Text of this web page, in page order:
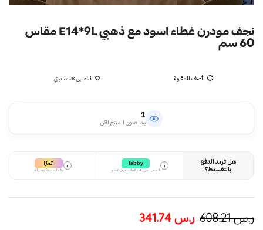
نجف مودرن غطاء اسود مع ذهبي E14*9L مقاس
60 سم
أضف للمقارنة أضف إلى قائمة أمنياتي
1
يشاهدون المنتج الآن
هل تريد الدفع
بالتقسيط؟
i
tabby
قسمها على 4 دفعات بدون تعقيد
i تمارا
دفعات مرنة وسهلة
ر.س608.21 ر.س